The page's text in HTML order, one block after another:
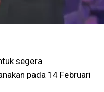
segera
pada 14 Februari